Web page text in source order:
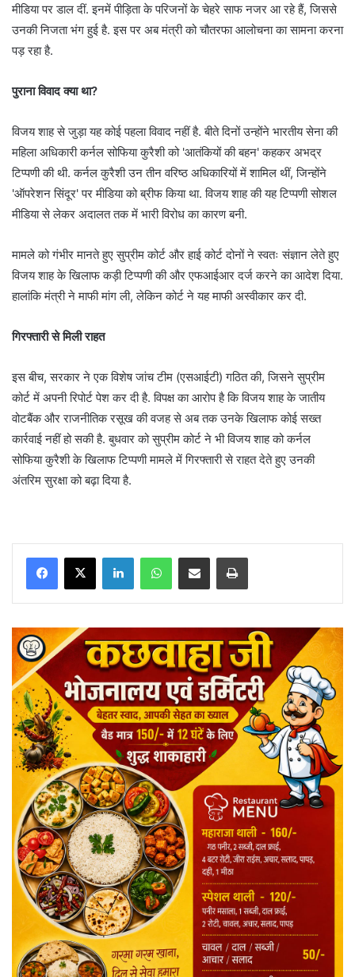
मीडिया पर डाल दीं. इनमें पीड़िता के परिजनों के चेहरे साफ नजर आ रहे हैं, जिससे
उनकी निजता भंग हुई है. इस पर अब मंत्री को चौतरफा आलोचना का सामना करना
पड़ रहा है.
पुराना विवाद क्या था?
विजय शाह से जुड़ा यह कोई पहला विवाद नहीं है. बीते दिनों उन्होंने भारतीय सेना की
महिला अधिकारी कर्नल सोफिया कुरैशी को 'आतंकियों की बहन' कहकर अभद्र
टिप्पणी की थी. कर्नल कुरैशी उन तीन वरिष्ठ अधिकारियों में शामिल थीं, जिन्होंने
'ऑपरेशन सिंदूर' पर मीडिया को ब्रीफ किया था. विजय शाह की यह टिप्पणी सोशल
मीडिया से लेकर अदालत तक में भारी विरोध का कारण बनी.
मामले को गंभीर मानते हुए सुप्रीम कोर्ट और हाई कोर्ट दोनों ने स्वतः संज्ञान लेते हुए
विजय शाह के खिलाफ कड़ी टिप्पणी की और एफआईआर दर्ज करने का आदेश दिया.
हालांकि मंत्री ने माफी मांग ली, लेकिन कोर्ट ने यह माफी अस्वीकार कर दी.
गिरफ्तारी से मिली राहत
इस बीच, सरकार ने एक विशेष जांच टीम (एसआईटी) गठित की, जिसने सुप्रीम
कोर्ट में अपनी रिपोर्ट पेश कर दी है. विपक्ष का आरोप है कि विजय शाह के जातीय
वोटबैंक और राजनीतिक रसूख की वजह से अब तक उनके खिलाफ कोई सख्त
कार्रवाई नहीं हो सकी है. बुधवार को सुप्रीम कोर्ट ने भी विजय शाह को कर्नल
सोफिया कुरैशी के खिलाफ टिप्पणी मामले में गिरफ्तारी से राहत देते हुए उनकी
अंतरिम सुरक्षा को बढ़ा दिया है.
LinkedInWhatsAppShare via Email Print